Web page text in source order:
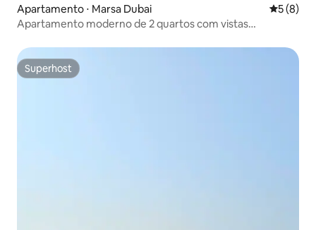
Apartamento ⋅ Marsa Dubai 5 de
5 (8)
Apartamento moderno de 2 quartos com vistas
Superhost
Superhost